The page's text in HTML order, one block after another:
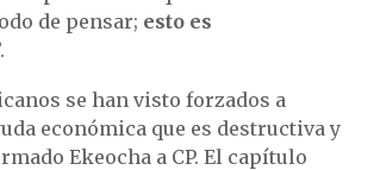
de pensar; esto es
se han visto forzados a
económica que es destructiva y
Ekeocha a CP. El capítulo